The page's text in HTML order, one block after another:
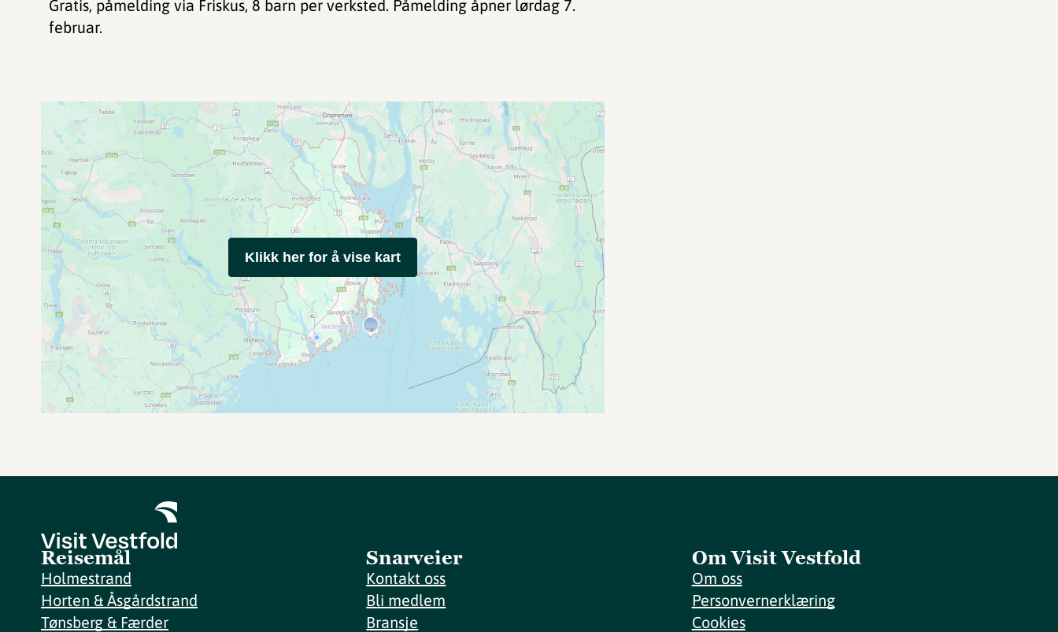
Gratis, påmelding via Friskus, 8 barn per verksted. Påmelding åpner lørdag 7.
februar.
Klikk her for å vise kart
Reisemål
Holmestrand
Horten & Åsgårdstrand
Tønsberg & Færder
Snarveier
Kontakt oss
Bli medlem
Bransje
Om Visit Vestfold
Om oss
Personvernerklæring
Cookies